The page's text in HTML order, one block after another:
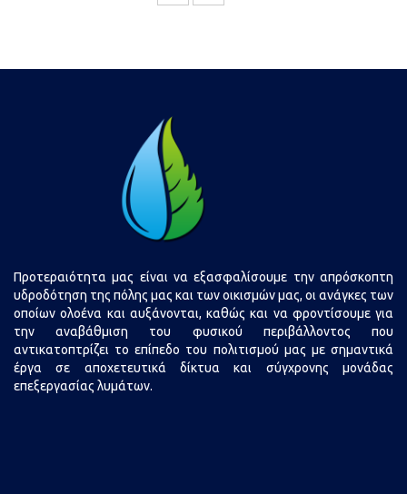
Προτεραιότητα μας είναι να εξασφαλίσουμε την απρόσκοπτη
υδροδότηση της πόλης μας και των οικισμών μας, οι ανάγκες των
οποίων ολοένα και αυξάνονται, καθώς και να φροντίσουμε για
την αναβάθμιση του φυσικού περιβάλλοντος που
αντικατοπτρίζει το επίπεδο του πολιτισμού μας με σημαντικά
έργα σε αποχετευτικά δίκτυα και σύγχρονης μονάδας
επεξεργασίας λυμάτων.